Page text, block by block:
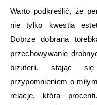
Warto podkreślić, że
nie tylko kwestia
Dobrze dobrana
przechowywanie
biżuterii, stając się
przypomnieniem o
relacje, która